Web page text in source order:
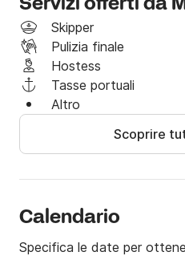
Skipper
Pulizia finale
Hostess
Tasse portuali
Altro
Scoprire
Calendario
Specifica le date per